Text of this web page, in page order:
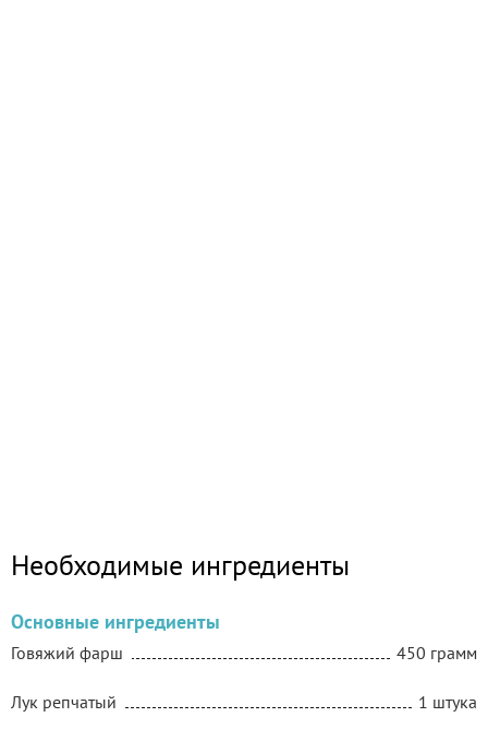
Необходимые ингредиенты
Основные ингредиенты
Говяжий фарш 450 грамм
Лук репчатый 1 штука